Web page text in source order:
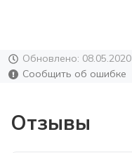
Обновлено: 08.05.2020
Сообщить об ошибке
Отзывы